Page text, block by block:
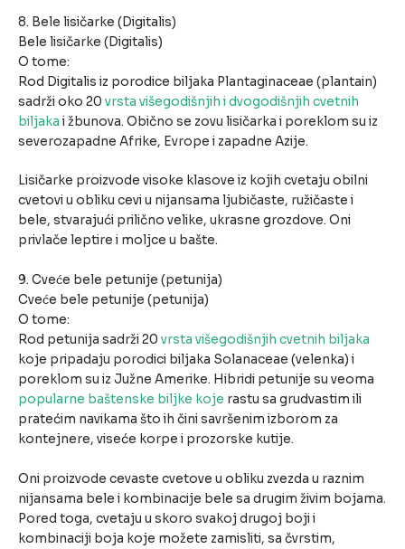
8. Bele lisičarke (Digitalis)
Bele lisičarke (Digitalis)
O tome:
Rod Digitalis iz porodice biljaka Plantaginaceae (plantain)
sadrži oko 20 vrsta višegodišnjih i dvogodišnjih cvetnih
biljaka i žbunova. Obično se zovu lisičarka i poreklom su iz
severozapadne Afrike, Evrope i zapadne Azije.
Lisičarke proizvode visoke klasove iz kojih cvetaju obilni
cvetovi u obliku cevi u nijansama ljubičaste, ružičaste i
bele, stvarajući prilično velike, ukrasne grozdove. Oni
privlače leptire i moljce u bašte.
9. Cveće bele petunije (petunija)
Cveće bele petunije (petunija)
O tome:
Rod petunija sadrži 20 vrsta višegodišnjih cvetnih biljaka
koje pripadaju porodici biljaka Solanaceae (velenka) i
poreklom su iz Južne Amerike. Hibridi petunije su veoma
popularne baštenske biljke koje rastu sa grudvastim ili
pratećim navikama što ih čini savršenim izborom za
kontejnere, viseće korpe i prozorske kutije.
Oni proizvode cevaste cvetove u obliku zvezda u raznim
nijansama bele i kombinacije bele sa drugim živim bojama.
Pored toga, cvetaju u skoro svakoj drugoj boji i
kombinaciji boja koje možete zamisliti, sa čvrstim,